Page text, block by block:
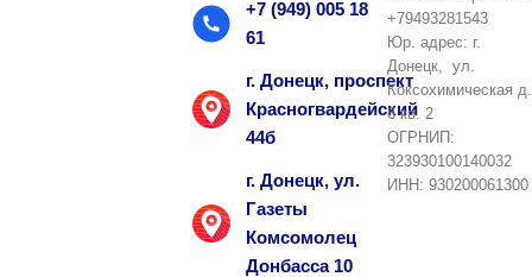
+7 (949) 005 18
61
г. Донецк, проспект
Красногвардейский
44б
г. Донецк, ул.
Газеты
Комсомолец
Донбасса 10
+79493281543
Юр. адрес: г.
Донецк, ул.
Коксохимическая д.
6 кв. 2
ОГРНИП:
323930100140032
ИНН: 930200061300